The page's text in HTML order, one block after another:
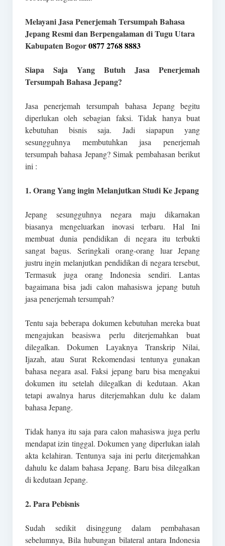
Melayani Jasa Penerjemah Tersumpah Bahasa
Jepang Resmi dan Berpengalaman di Tugu Utara
Kabupaten Bogor0877 2768 8883
Siapa Saja Yang Butuh Jasa Penerjemah
Tersumpah Bahasa Jepang?
Jasa penerjemah tersumpah bahasa Jepang begitu
diperlukan oleh sebagian faksi. Tidak hanya buat
kebutuhan bisnis saja. Jadi siapapun yang
sesungguhnya membutuhkan jasa penerjemah
tersumpah bahasa Jepang? Simak pembahasan berikut
ini :
1. Orang Yang ingin Melanjutkan Studi Ke Jepang
Jepang sesungguhnya negara maju dikarnakan
biasanya mengeluarkan inovasi terbaru. Hal Ini
membuat dunia pendidikan di negara itu terbukti
sangat bagus. Seringkali orang-orang luar Jepang
justru ingin melanjutkan pendidikan di negara tersebut,
Termasuk juga orang Indonesia sendiri. Lantas
bagaimana bisa jadi calon mahasiswa jepang butuh
jasa penerjemah tersumpah?
Tentu saja beberapa dokumen kebutuhan mereka buat
mengajukan beasiswa perlu diterjemahkan buat
dilegalkan. Dokumen Layaknya Transkrip Nilai,
Ijazah, atau Surat Rekomendasi tentunya gunakan
bahasa negara asal. Faksi jepang baru bisa mengakui
dokumen itu setelah dilegalkan di kedutaan. Akan
tetapi awalnya harus diterjemahkan dulu ke dalam
bahasa Jepang.
Tidak hanya itu saja para calon mahasiswa juga perlu
mendapat izin tinggal. Dokumen yang diperlukan ialah
akta kelahiran. Tentunya saja ini perlu diterjemahkan
dahulu ke dalam bahasa Jepang. Baru bisa dilegalkan
di kedutaan Jepang.
2. Para Pebisnis
Sudah sedikit disinggung dalam pembahasan
sebelumnya, Bila hubungan bilateral antara Indonesia